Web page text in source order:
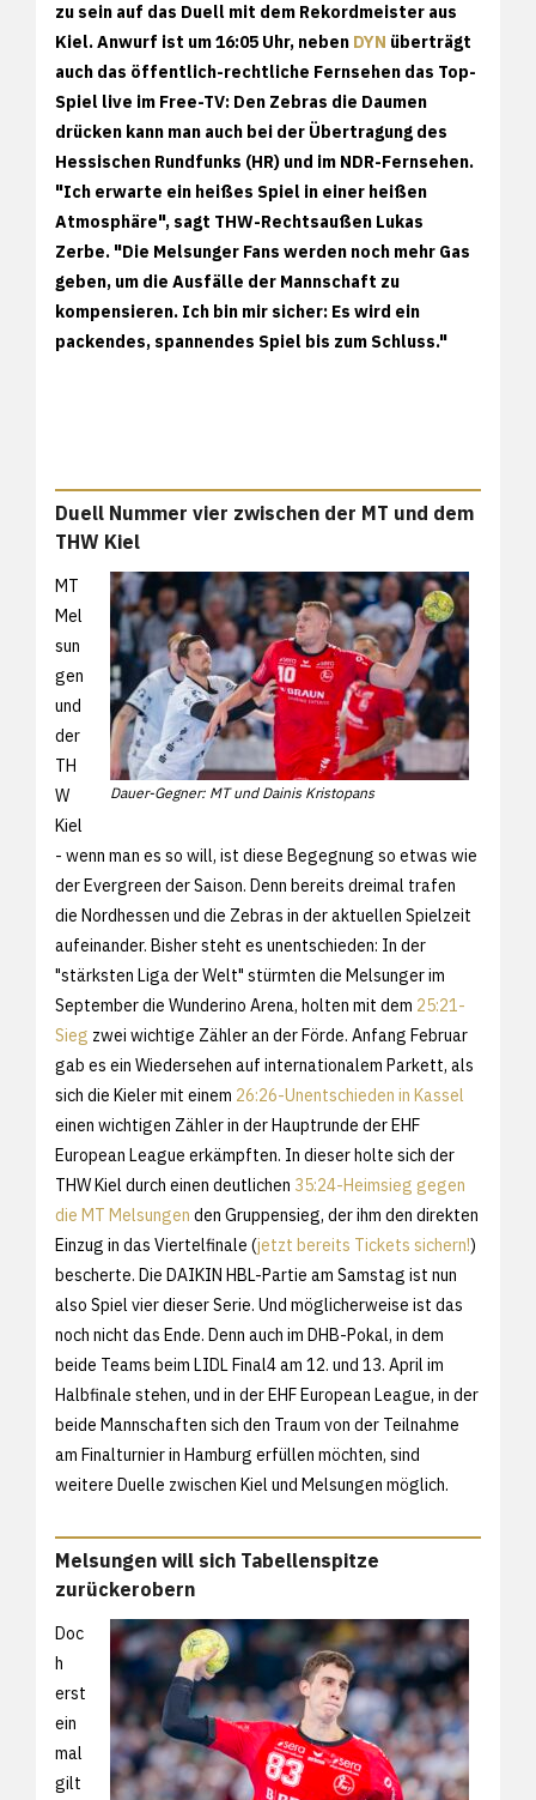
zu sein auf das Duell mit dem Rekordmeister aus
Kiel. Anwurf ist um 16:05 Uhr, neben DYN überträgt
auch das öffentlich-rechtliche Fernsehen das Top-
Spiel live im Free-TV: Den Zebras die Daumen
drücken kann man auch bei der Übertragung des
Hessischen Rundfunks (HR) und im NDR-Fernsehen.
"Ich erwarte ein heißes Spiel in einer heißen
Atmosphäre", sagt THW-Rechtsaußen Lukas
Zerbe. "Die Melsunger Fans werden noch mehr Gas
geben, um die Ausfälle der Mannschaft zu
kompensieren. Ich bin mir sicher: Es wird ein
packendes, spannendes Spiel bis zum Schluss."
Duell Nummer vier zwischen der MT und dem
THW Kiel
Dauer-Gegner: MT und Dainis Kristopans
MT
Mel
sun
gen
und
der
TH
W
Kiel
- wenn man es so will, ist diese Begegnung so etwas wie
der Evergreen der Saison. Denn bereits dreimal trafen
die Nordhessen und die Zebras in der aktuellen Spielzeit
aufeinander. Bisher steht es unentschieden: In der
"stärksten Liga der Welt" stürmten die Melsunger im
September die Wunderino Arena, holten mit dem 25:21-
Sieg zwei wichtige Zähler an der Förde. Anfang Februar
gab es ein Wiedersehen auf internationalem Parkett, als
sich die Kieler mit einem 26:26-Unentschieden in Kassel
einen wichtigen Zähler in der Hauptrunde der EHF
European League erkämpften. In dieser holte sich der
THW Kiel durch einen deutlichen 35:24-Heimsieg gegen
die MT Melsungen den Gruppensieg, der ihm den direkten
Einzug in das Viertelfinale (jetzt bereits Tickets sichern!)
bescherte. Die DAIKIN HBL-Partie am Samstag ist nun
also Spiel vier dieser Serie. Und möglicherweise ist das
noch nicht das Ende. Denn auch im DHB-Pokal, in dem
beide Teams beim LIDL Final4 am 12. und 13. April im
Halbfinale stehen, und in der EHF European League, in der
beide Mannschaften sich den Traum von der Teilnahme
am Finalturnier in Hamburg erfüllen möchten, sind
weitere Duelle zwischen Kiel und Melsungen möglich.
Melsungen will sich Tabellenspitze
zurückerobern
Doc
h
erst
ein
mal
gilt